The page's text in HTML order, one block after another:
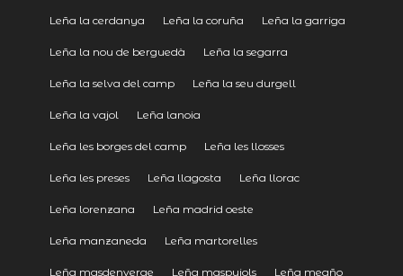
Leña la cerdanya Leña la coruña Leña la garriga
Leña la nou de berguedà Leña la segarra
Leña la selva del camp Leña la seu durgell
Leña la vajol Leña lanoia
Leña les borges del camp Leña les llosses
Leña les preses Leña llagosta Leña llorac
Leña lorenzana Leña madrid oeste
Leña manzaneda Leña martorelles
Leña masdenverge Leña maspujols Leña meaño